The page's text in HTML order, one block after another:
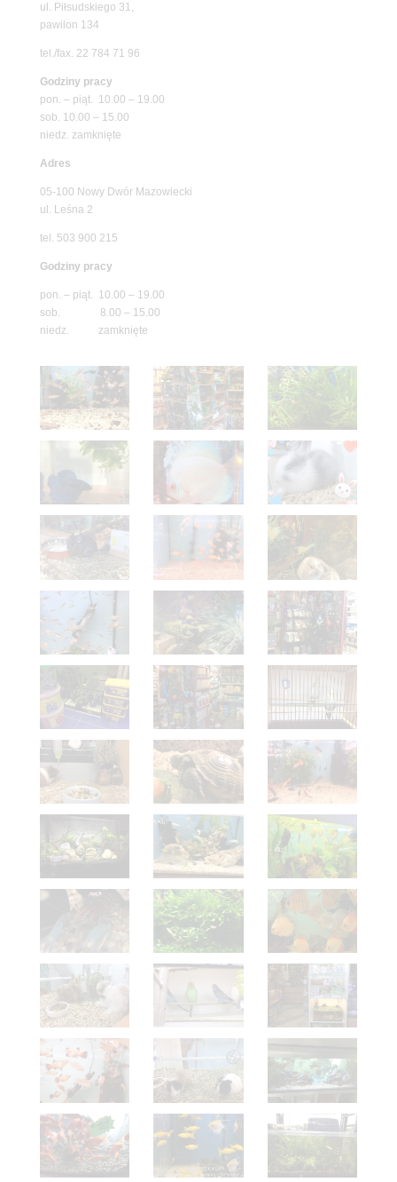
ul. Piłsudskiego 31,
pawilon 134
tel./fax. 22 784 71 96
Godziny pracy
pon. – piąt. 10.00 – 19.00
sob. 10.00 – 15.00
niedz. zamknięte
Adres
05-100 Nowy Dwór Mazowiecki
ul. Leśna 2
tel. 503 900 215
Godziny pracy
pon. – piąt. 10.00 – 19.00
sob. 8.00 – 15.00
niedz. zamknięte